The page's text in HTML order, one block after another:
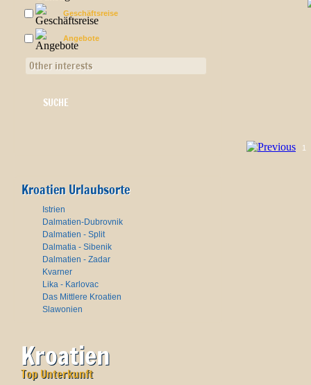
Geschäftsreise
Angebote
Other interests
Kroatien Urlaubsorte
Istrien
Dalmatien-Dubrovnik
Dalmatien - Split
Dalmatia - Sibenik
Dalmatien - Zadar
Kvarner
Lika - Karlovac
Das Mittlere Kroatien
Slawonien
Kroatien
Top Unterkunft
1